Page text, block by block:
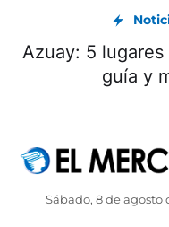
Azuay: 5
guía y
Sábado, 8 de agosto